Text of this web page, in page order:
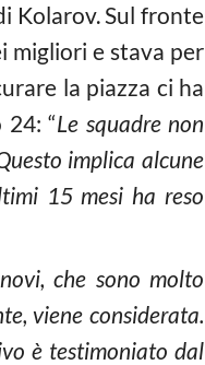
Kolarov. Sul fronte
migliori e stava per
la piazza ci ha
“Le squadre non
implica alcune
15 mesi ha reso
che sono molto
viene considerata.
è testimoniato dal